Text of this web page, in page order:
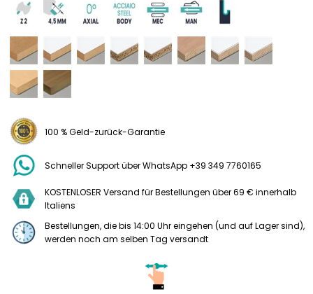
100 % Geld-zurück-Garantie
Schneller Support über WhatsApp +39 349 7760165
KOSTENLOSER Versand für Bestellungen über 69 € innerhalb
Italiens
Bestellungen, die bis 14:00 Uhr eingehen (und auf Lager sind),
werden noch am selben Tag versandt